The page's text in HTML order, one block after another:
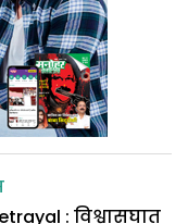
: विश्वासघात